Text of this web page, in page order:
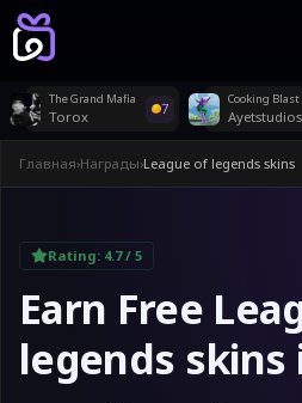
The Grand Mafia
Torox 7 Ayetstudios
Главная›Награды›League of legends skins
Rating: 4.7/ 5
Earn Free
legends skins